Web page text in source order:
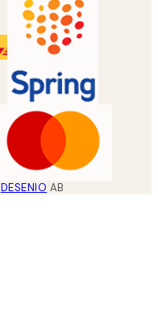
DESENIO AB